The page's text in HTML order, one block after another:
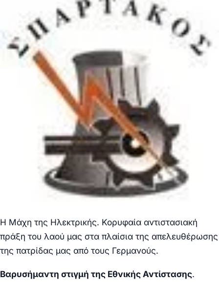
Η Μάχη της Ηλεκτρικής. Κορυφαία αντιστασιακή
πράξη του λαού μας στα πλαίσια της απελευθέρωσης
της πατρίδας μας από τους Γερμανούς.
Βαρυσήμαντη στιγμή της Εθνικής Αντίστασης.